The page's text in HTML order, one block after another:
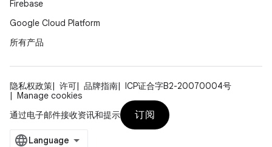
Firebase
Google Cloud Platform
所有产品
隐私权政策 许可 品牌指南
ICP证合字B2-20070004号
Manage cookies
通过电子邮件接收资讯和提示
订阅